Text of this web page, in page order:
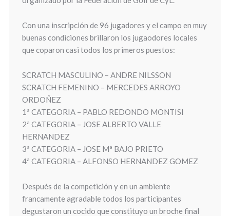
Con una inscripción de 96 jugadores y el campo en muy
buenas condiciones brillaron los jugaodores locales
que coparon casi todos los primeros puestos:
SCRATCH MASCULINO – ANDRE NILSSON
SCRATCH FEMENINO – MERCEDES ARROYO
ORDOÑEZ
1ª CATEGORIA – PABLO REDONDO MONTISI
2ª CATEGORIA – JOSE ALBERTO VALLE
HERNANDEZ
3ª CATEGORIA – JOSE Mª BAJO PRIETO
4ª CATEGORIA – ALFONSO HERNANDEZ GOMEZ
Después de la competición y en un ambiente
francamente agradable todos los participantes
degustaron un cocido que constituyo un broche final